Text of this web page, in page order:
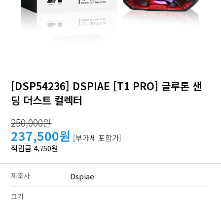
[DSP54236] DSPIAE [T1 PRO] 글루톤 샌
딩 더스트 컬렉터
250,000원
237,500원 [부가세 포함가]
적립금 4,750원
제조사 Dspiae
크기